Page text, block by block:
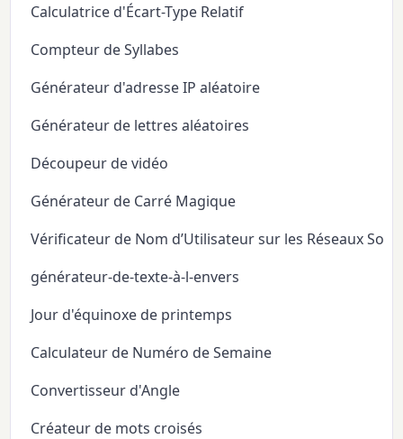
Calculatrice d'Écart-Type Relatif
Compteur de Syllabes
Générateur d'adresse IP aléatoire
Générateur de lettres aléatoires
Découpeur de vidéo
Générateur de Carré Magique
Vérificateur de Nom d’Utilisateur sur les Réseaux
générateur-de-texte-à-l-envers
Jour d'équinoxe de printemps
Calculateur de Numéro de Semaine
Convertisseur d'Angle
Créateur de mots croisés